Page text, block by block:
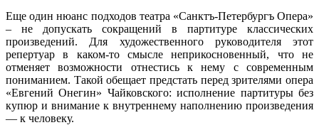
Еще один нюанс подходов театра «Санктъ-Петербургъ Опера»
– не допускать сокращений в партитуре классических
произведений. Для художественного руководителя этот
репертуар в каком-то смысле неприкосновенный, что не
отменяет возможности отнестись к нему с современным
пониманием. Такой обещает предстать перед зрителями опера
«Евгений Онегин» Чайковского: исполнение партитуры без
купюр и внимание к внутреннему наполнению произведения
— к человеку.